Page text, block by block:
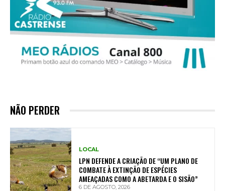
NÃO PERDER
LOCAL
LPN DEFENDE A CRIAÇÃO DE “UM PLANO DE
COMBATE À EXTINÇÃO DE ESPÉCIES
AMEAÇADAS COMO A ABETARDA E O SISÃO”
6 DE AGOSTO, 2026